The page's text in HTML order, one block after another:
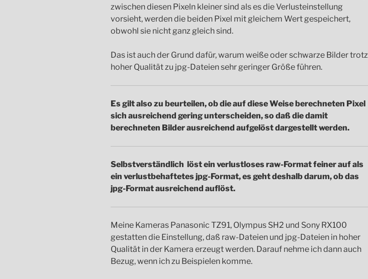
zwischen diesen Pixeln kleiner sind als es die Verlusteinstellung
vorsieht, werden die beiden Pixel mit gleichem Wert gespeichert,
obwohl sie nicht ganz gleich sind.
Das ist auch der Grund dafür, warum weiße oder schwarze Bilder trotz
hoher Qualität zu jpg-Dateien sehr geringer Größe führen.
Es gilt also zu beurteilen, ob die auf diese Weise berechneten Pixel
sich ausreichend gering unterscheiden, so daß die damit
berechneten Bilder ausreichend aufgelöst dargestellt werden.
Selbstverständlich löst ein verlustloses raw-Format feiner auf als
ein verlustbehaftetes jpg-Format, es geht deshalb darum, ob das
jpg-Format ausreichend auflöst.
Meine Kameras Panasonic TZ91, Olympus SH2 und Sony RX100
gestatten die Einstellung, daß raw-Dateien und jpg-Dateien in hoher
Qualität in der Kamera erzeugt werden. Darauf nehme ich dann auch
Bezug, wenn ich zu Beispielen komme.